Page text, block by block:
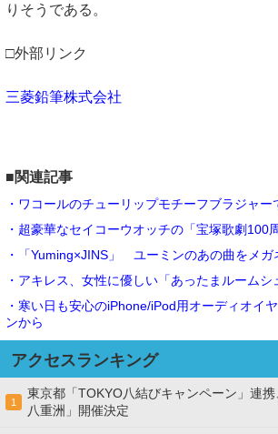
りそうである。
□外部リンク
三菱鉛筆株式会社
■関連記事
・ワコールのチューリップモチーフブラジャー
・超豪華なセイコーウオッチの「宝塚歌劇100
・「Yuming×JINS」 ユーミンのあの曲をメガ
・アキレス、女性に優しい「あったまルームシ
・寒い日も安心のiPhone/iPod用オーディオイ
ンから
アクセスランキング
1
東京都「TOKYO八結びキャンペーン」連
八重洲」開催決定